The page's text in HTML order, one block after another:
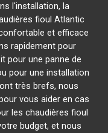
l'installation, la
fioul Atlantic
et efficace
rapidement pour
pour une panne de
pour une installation
très brefs, nous
vous aider en cas
les chaudières fioul
budget, et nous